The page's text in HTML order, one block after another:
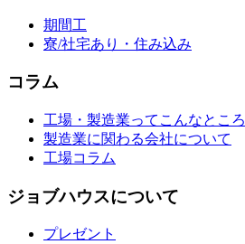
期間工
寮/社宅あり・住み込み
コラム
工場・製造業ってこんなところ
製造業に関わる会社について
工場コラム
ジョブハウスについて
プレゼント